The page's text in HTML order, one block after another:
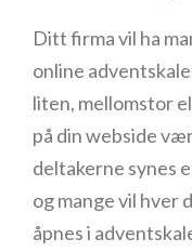
Ditt firma vil ha
online
liten, mellomstor
på din webside
deltakerne synes
og mange vil hver
åpnes i